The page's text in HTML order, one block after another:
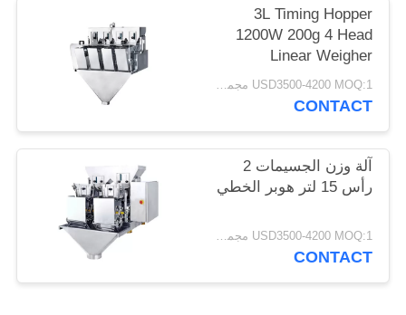
3L Timing Hopper
1200W 200g 4 Head
Linear Weigher
USD3500-4200 MOQ:1 مجموعة
CONTACT
آلة وزن الجسيمات 2
رأس 15 لتر هوبر الخطي
USD3500-4200 MOQ:1 مجموعة
CONTACT